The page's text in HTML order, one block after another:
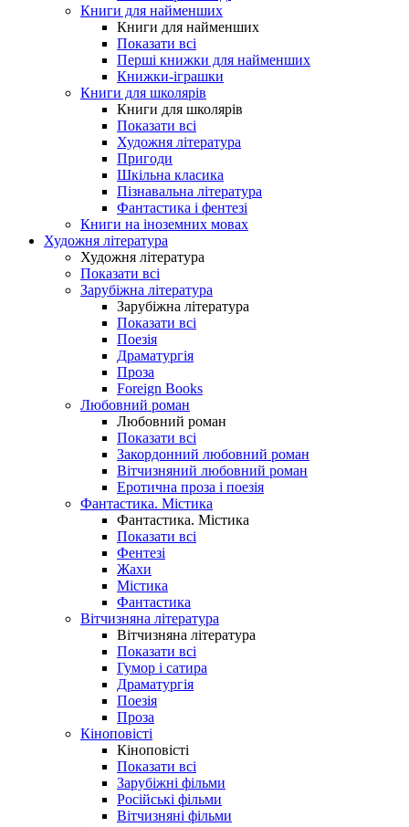
Книги для найменших
Книги для найменших
Показати всі
Перші книжки для найменших
Книжки-іграшки
Книги для школярів
Книги для школярів
Показати всі
Художня література
Пригоди
Шкільна класика
Пізнавальна література
Фантастика і фентезі
Книги на іноземних мовах
Художня література
Художня література
Показати всі
Зарубіжна література
Зарубіжна література
Показати всі
Поезія
Драматургія
Проза
Foreign Books
Любовний роман
Любовний роман
Показати всі
Закордонний любовний роман
Вітчизняний любовний роман
Еротична проза і поезія
Фантастика. Містика
Фантастика. Містика
Показати всі
Фентезі
Жахи
Містика
Фантастика
Вітчизняна література
Вітчизняна література
Показати всі
Гумор і сатира
Драматургія
Поезія
Проза
Кіноповісті
Кіноповісті
Показати всі
Зарубіжні фільми
Російські фільми
Вітчизняні фільми